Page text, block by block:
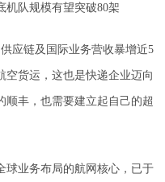
机队规模有望突破80架
应链及国际业务营收暴增近5
空货运，这也是快递企业迈向
顺丰，也需要建立起自己的超
球业务布局的航网核心，已于